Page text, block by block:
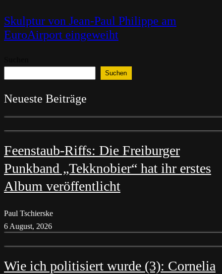
Skulptur von Jean-Paul Philippe am
EuroAirport eingeweiht
Suchen
Neueste Beiträge
Feenstaub-Riffs: Die Freiburger
Punkband „Tekknobier“ hat ihr erstes
Album veröffentlicht
Paul Tschierske
6 August, 2026
Wie ich politisiert wurde (3): Cornelia